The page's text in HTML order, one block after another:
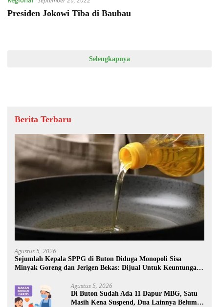
Presiden Jokowi Tiba di Baubau
Selengkapnya
Berita Terbaru
Agustus 5, 2026
Sejumlah Kepala SPPG di Buton Diduga Monopoli Sisa
Minyak Goreng dan Jerigen Bekas: Dijual Untuk Keuntungan
Agustus 5, 2026
Di Buton Sudah Ada 11 Dapur MBG, Satu
Masih Kena Suspend, Dua Lainnya Belum